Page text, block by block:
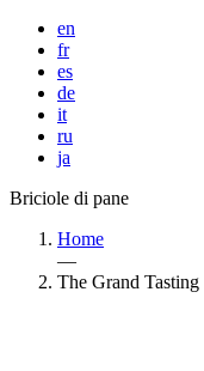
en
fr
es
de
it
ru
ja
Briciole di pane
Home
—
The Grand Tasting